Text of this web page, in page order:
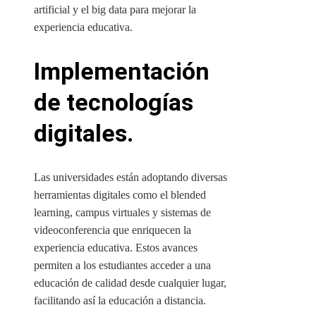
artificial y el big data para mejorar la
experiencia educativa.
Implementación
de tecnologías
digitales.
Las universidades están adoptando diversas
herramientas digitales como el blended
learning, campus virtuales y sistemas de
videoconferencia que enriquecen la
experiencia educativa. Estos avances
permiten a los estudiantes acceder a una
educación de calidad desde cualquier lugar,
facilitando así la educación a distancia.